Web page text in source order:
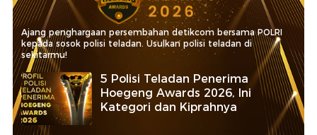
Ajang penghargaan persembahan detikcom bersama POLRI
kepada sosok polisi teladan. Usulkan polisi teladan di
sekitarmu!
5 Polisi Teladan Penerima
Hoegeng Awards 2026, Ini
Kategori dan Kiprahnya